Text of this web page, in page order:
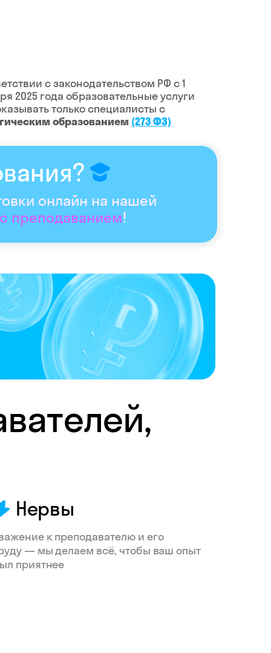
с законодательством РФ c 1
2025 года образовательные услуги
только специалисты с
образованием (273 ФЗ)
онлайн на нашей
преподаванием!
Нервы
к преподавателю и его
— мы делаем всё, чтобы ваш опыт
приятнее